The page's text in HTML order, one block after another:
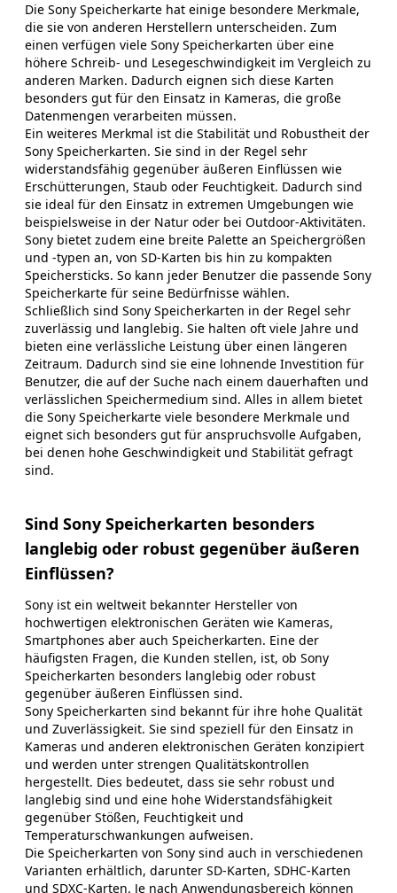
Die Sony Speicherkarte hat einige besondere Merkmale,
die sie von anderen Herstellern unterscheiden. Zum
einen verfügen viele Sony Speicherkarten über eine
höhere Schreib- und Lesegeschwindigkeit im Vergleich zu
anderen Marken. Dadurch eignen sich diese Karten
besonders gut für den Einsatz in Kameras, die große
Datenmengen verarbeiten müssen.
Ein weiteres Merkmal ist die Stabilität und Robustheit der
Sony Speicherkarten. Sie sind in der Regel sehr
widerstandsfähig gegenüber äußeren Einflüssen wie
Erschütterungen, Staub oder Feuchtigkeit. Dadurch sind
sie ideal für den Einsatz in extremen Umgebungen wie
beispielsweise in der Natur oder bei Outdoor-Aktivitäten.
Sony bietet zudem eine breite Palette an Speichergrößen
und -typen an, von SD-Karten bis hin zu kompakten
Speichersticks. So kann jeder Benutzer die passende Sony
Speicherkarte für seine Bedürfnisse wählen.
Schließlich sind Sony Speicherkarten in der Regel sehr
zuverlässig und langlebig. Sie halten oft viele Jahre und
bieten eine verlässliche Leistung über einen längeren
Zeitraum. Dadurch sind sie eine lohnende Investition für
Benutzer, die auf der Suche nach einem dauerhaften und
verlässlichen Speichermedium sind. Alles in allem bietet
die Sony Speicherkarte viele besondere Merkmale und
eignet sich besonders gut für anspruchsvolle Aufgaben,
bei denen hohe Geschwindigkeit und Stabilität gefragt
sind.
Sind Sony Speicherkarten besonders
langlebig oder robust gegenüber äußeren
Einflüssen?
Sony ist ein weltweit bekannter Hersteller von
hochwertigen elektronischen Geräten wie Kameras,
Smartphones aber auch Speicherkarten. Eine der
häufigsten Fragen, die Kunden stellen, ist, ob Sony
Speicherkarten besonders langlebig oder robust
gegenüber äußeren Einflüssen sind.
Sony Speicherkarten sind bekannt für ihre hohe Qualität
und Zuverlässigkeit. Sie sind speziell für den Einsatz in
Kameras und anderen elektronischen Geräten konzipiert
und werden unter strengen Qualitätskontrollen
hergestellt. Dies bedeutet, dass sie sehr robust und
langlebig sind und eine hohe Widerstandsfähigkeit
gegenüber Stößen, Feuchtigkeit und
Temperaturschwankungen aufweisen.
Die Speicherkarten von Sony sind auch in verschiedenen
Varianten erhältlich, darunter SD-Karten, SDHC-Karten
und SDXC-Karten. Je nach Anwendungsbereich können